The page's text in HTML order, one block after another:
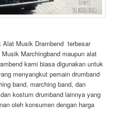
Alat Musik Drambend terbesar
Marchingband maupun alat
kami biasa digunakan untuk
menyangkut pemain drumband
band, marching band, dan
kostum drumband lainnya yang
oleh konsumen dengan harga